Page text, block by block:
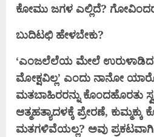
ಕೋಮು ಜಗಳ ಎಲ್ಲಿದೆ?
ಬುದಿಟಛಿ ಹೇಳಬೇಕು?
‘ಎಂಜಲೆಲೆಯ ಮೇಲೆ ಉರುಳಾಡಿದ
ಮೋಕ್ಷವಿಲ್ಲ’ ಎಂದು ನಾನೋ
ಮತಬಾಹಿರರನ್ನು ಕೊಂದಹೊರತು
ಆತ್ಮಹತ್ಯಾದಳಕ್ಕೆ ಪ್ರೇರಣೆ,
ಮತಗಳಿವೆಯಲ್ಲ? ಅವು